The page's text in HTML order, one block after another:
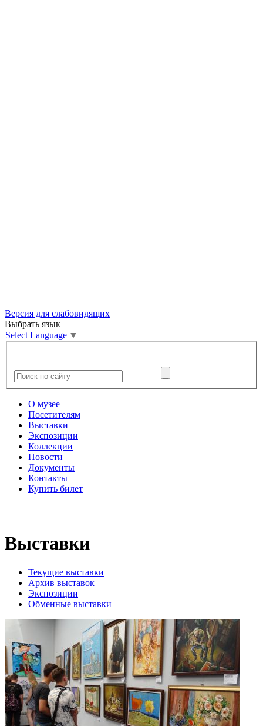
Версия для слабовидящих
Выбрать язык
Select Language ▼
О музее
Посетителям
Выставки
Экспозиции
Коллекции
Новости
Документы
Контакты
Купить билет
Выставки
Текущие выставки
Архив выставок
Экспозиции
Обменные выставки